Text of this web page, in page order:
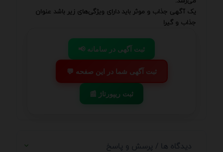
یک آگهی جذاب و موثر باید دارای ویژگی‌های زیر باشد عنوان
جذاب و گیرا
📢 ثبت آگهی در سامانه
💬 ثبت آگهی شما در این صفحه
📰 ثبت ریپورتاژ
دیدگاه ها / پرسش و پاسخ